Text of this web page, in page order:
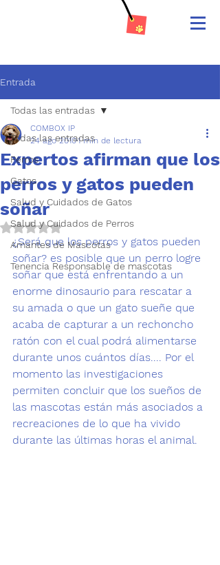
Entrada
Todas las entradas
Perros
Gatos
Salud y Cuidados de Gatos
Salud y Cuidados de Perros
Amantes de Mascotas
Tenencia Responsable de mascotas
Todas las entradas
Expertos afirman que los
perros y gatos pueden
soñar
COMBOX IP
24 ago 20101 min de lectura
Obtuvo NaN de 5 estrellas.
¿Será que los perros y gatos pueden
soñar? es posible que un perro logre
soñar que está enfrentando a un
enorme dinosaurio para rescatar a
su amada o que un gato sueñe que
acaba de capturar a un rechoncho
ratón con el cual podrá alimentarse
durante unos cuántos días.... Por el
momento las investigaciones
permiten concluir que los sueños de
las mascotas están más asociados a
recreaciones de lo que ha vivido
durante las últimas horas el animal.